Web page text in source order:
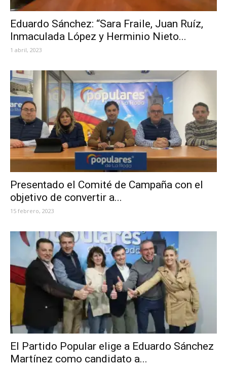
Eduardo Sánchez: “Sara Fraile, Juan Ruíz,
Inmaculada López y Herminio Nieto...
1 abril, 2023
Presentado el Comité de Campaña con el
objetivo de convertir a...
15 febrero, 2023
El Partido Popular elige a Eduardo Sánchez
Martínez como candidato a...